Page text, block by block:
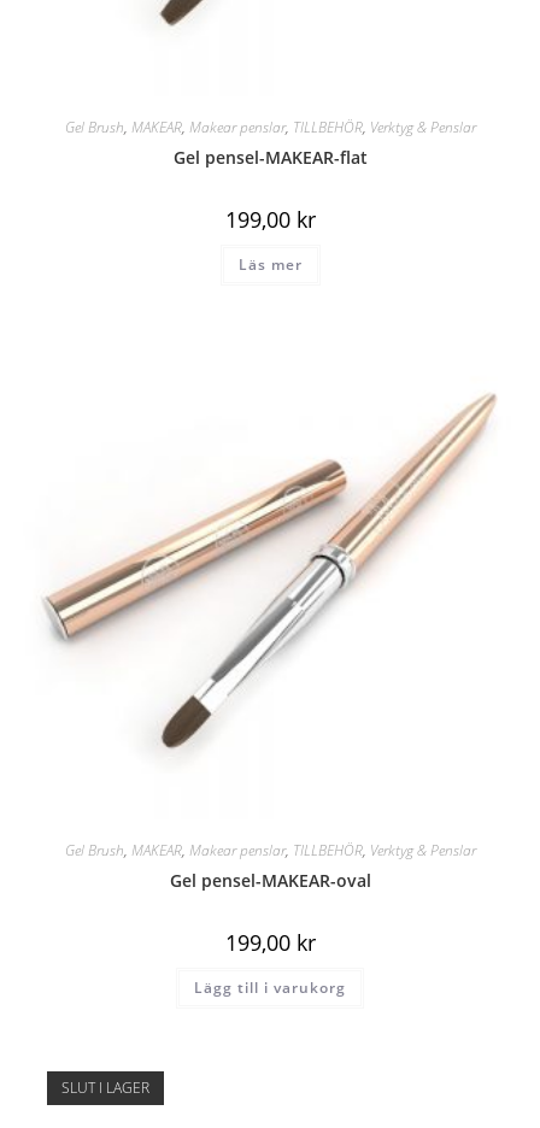
Gel Brush, MAKEAR, Makear penslar, TILLBEHÖR, Verktyg & Penslar
Gel pensel-MAKEAR-flat
199,00 kr
Läs mer
Gel Brush, MAKEAR, Makear penslar, TILLBEHÖR, Verktyg & Penslar
Gel pensel-MAKEAR-oval
199,00 kr
Lägg till i varukorg
SLUT I LAGER